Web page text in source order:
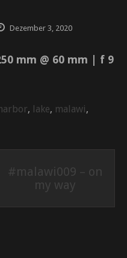
Dezember 3, 2020
mm @ 60 mm | f 9
harbor, lake, malawi,
#malawi009 – on
my way